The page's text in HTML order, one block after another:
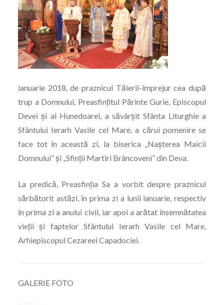
ianuarie 2018, de praznicul Tăierii-împrejur cea după
trup a Domnului, Preasfințitul Părinte Gurie, Episcopul
Devei și al Hunedoarei, a săvârșit Sfânta Liturghie a
Sfântului Ierarh Vasile cel Mare, a cărui pomenire se
face tot în această zi, la biserica „Nașterea Maicii
Domnului” și „Sfinții Martiri Brâncoveni” din Deva.
La predică, Preasfinția Sa a vorbit despre praznicul
sărbătorit astăzi, în prima zi a lunii ianuarie, respectiv
în prima zi a anului civil, iar apoi a arătat însemnătatea
vieții și faptelor Sfântului Ierarh Vasile cel Mare,
Arhiepiscopul Cezareei Capadociei.
GALERIE FOTO